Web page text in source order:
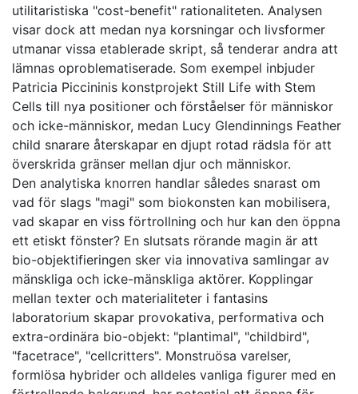
utilitaristiska "cost-benefit" rationaliteten. Analysen
visar dock att medan nya korsningar och livsformer
utmanar vissa etablerade skript, så tenderar andra att
lämnas oproblematiserade. Som exempel inbjuder
Patricia Piccininis konstprojekt Still Life with Stem
Cells till nya positioner och förståelser för människor
och icke-människor, medan Lucy Glendinnings Feather
child snarare återskapar en djupt rotad rädsla för att
överskrida gränser mellan djur och människor.
Den analytiska knorren handlar således snarast om
vad för slags "magi" som biokonsten kan mobilisera,
vad skapar en viss förtrollning och hur kan den öppna
ett etiskt fönster? En slutsats rörande magin är att
bio-objektifieringen sker via innovativa samlingar av
mänskliga och icke-mänskliga aktörer. Kopplingar
mellan texter och materialiteter i fantasins
laboratorium skapar provokativa, performativa och
extra-ordinära bio-objekt: "plantimal", "childbird",
"facetrace", "cellcritters". Monstruösa varelser,
formlösa hybrider och alldeles vanliga figurer med en